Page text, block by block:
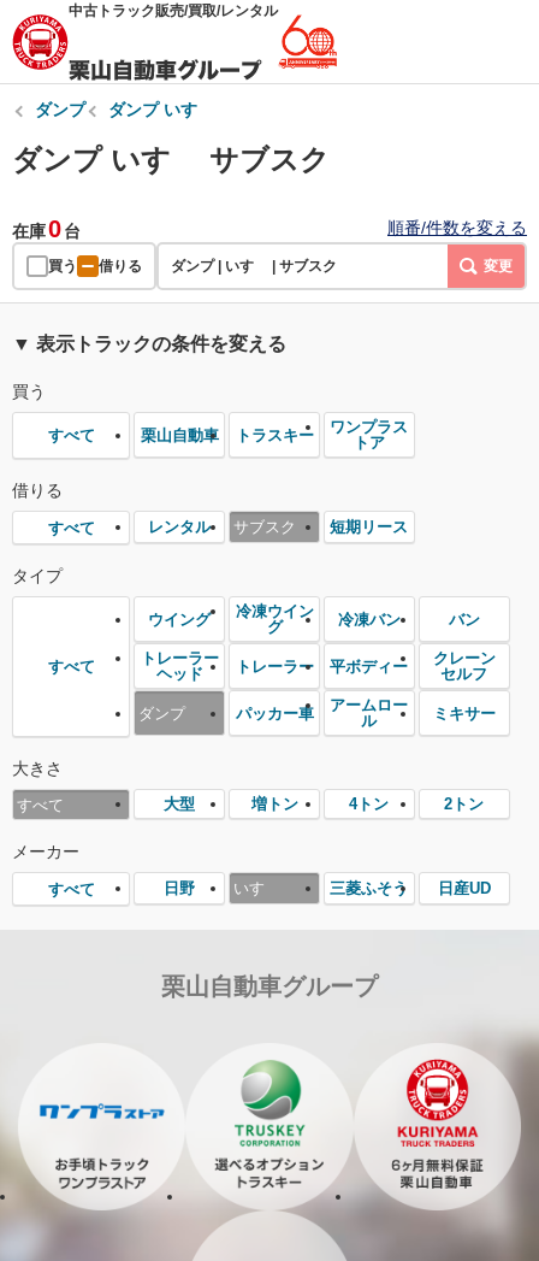
中古トラック販売/買取/レンタル
ダンプ ダンプ いすゞ
ダンプ いすゞ サブスク
在庫0台 順番/件数を変える
買う 借りる ダンプ | いすゞ | サブスク 変更
▼ 表示トラックの条件を変える
買う
すべて 栗山自動車 トラスキー
ワンプラス
トア
借りる
すべて レンタル サブスク 短期リース
タイプ
すべて
ウイング
冷凍ウイン
グ
冷凍バン バン
トレーラー
ヘッド
トレーラー 平ボディー
クレーン
セルフ
ダンプ パッカー車
アームロー
ル
ミキサー
大きさ
すべて 大型 増トン 4トン 2トン
メーカー
すべて 日野 いすゞ 三菱ふそう 日産UD
栗山自動車グループ